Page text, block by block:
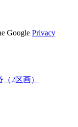
Google Privacy
2区画）